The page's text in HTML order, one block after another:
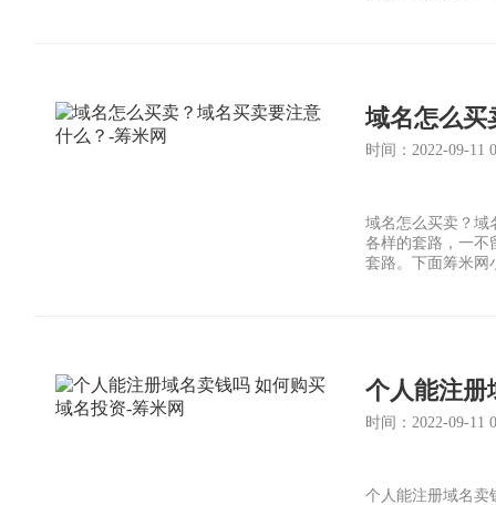
域名怎么买
时间：2022-09-11
域名怎么买卖？域
各样的套路，一不
套路。下面筹米网
个人能注册
时间：2022-09-11
个人能注册域名卖